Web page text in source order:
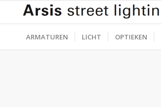
ARMATUREN LICHT OPTIEKEN